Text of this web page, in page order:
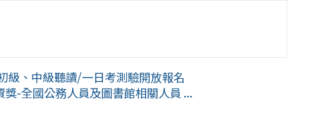
級、中級聽讀/一日考測驗開放報名
-全國公務人員及圖書館相關人員 ...